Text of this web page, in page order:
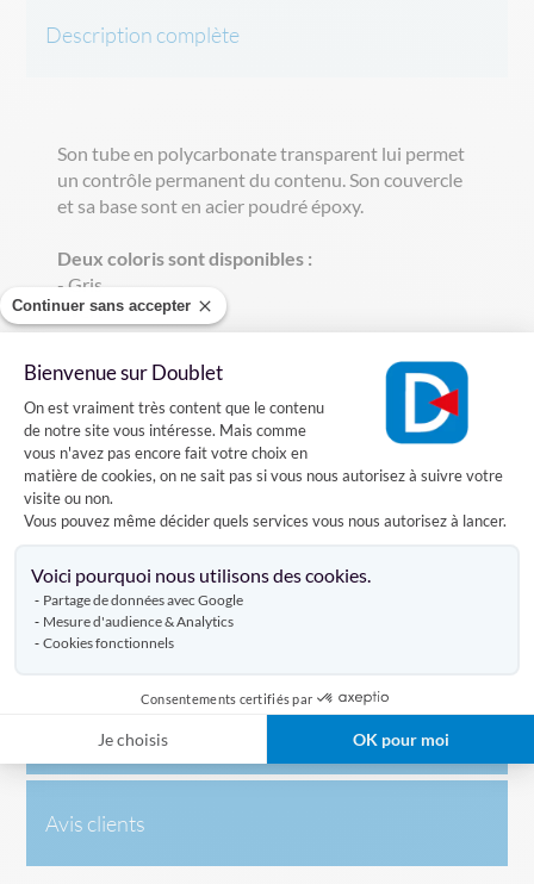
Continuer sans accepter
Bienvenue sur Doublet
Plateforme de Gestion du
On est vraiment très content que le contenu
de notre site vous intéresse. Mais comme
vous n'avez pas encore fait votre choix en
matière de cookies, on ne sait pas si vous nous autorisez à suivre votre
visite ou non.
Vous pouvez même décider quels services vous nous autorisez à lancer.
Voici pourquoi nous utilisons des cookies.
Partage de données avec Google
Mesure d'audience & Analytics
Cookies fonctionnels
Consentements certifiés par
Je choisis OK pour moi
Description complète
Son tube en polycarbonate transparent lui permet
un contrôle permanent du contenu. Son couvercle
et sa base sont en acier poudré époxy.
Deux coloris sont disponibles :
- Gris
- Vert
Il est équipé d'un disque absorbant à la base et à
Dimensions :
- Hauteur totale : 100 cm
- Diamètre ouverture : 12 cm
- Diamètre : 27 cm
Caractéristiques
Livraison
Avis clients